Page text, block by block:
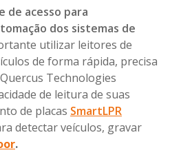
de acesso para
dos sistemas de
utilizar leitores de
de forma rápida, precisa
Technologies
de leitura de suas
de placas SmartLPR
detectar veículos, gravar
.